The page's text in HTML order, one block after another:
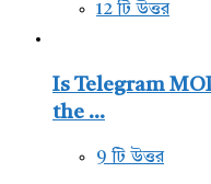
12 টি উত্তর
Is Telegram
the ...
9 টি উত্তর